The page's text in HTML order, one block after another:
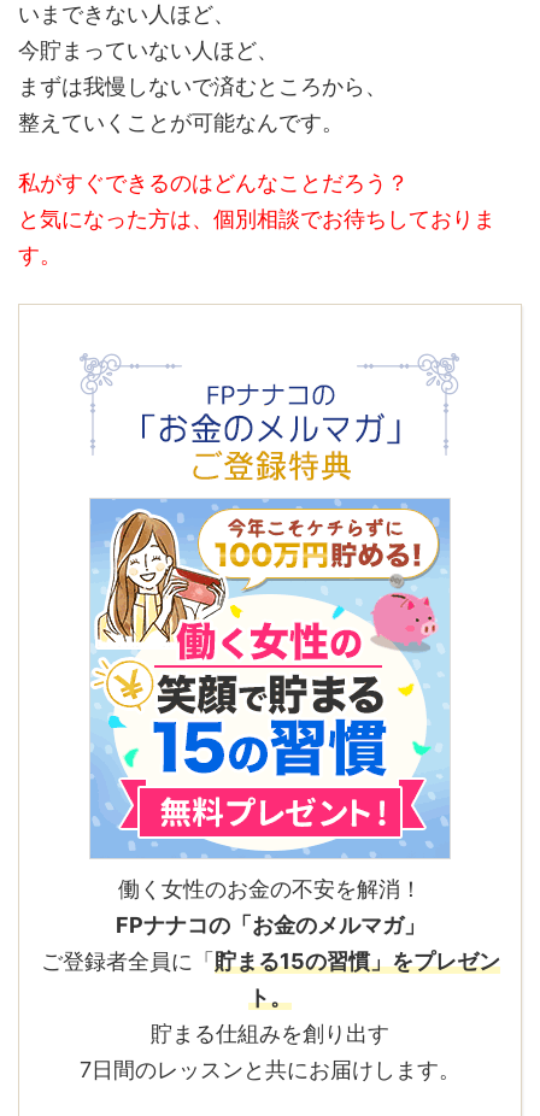
いまできない人ほど、
今貯まっていない人ほど、
まずは我慢しないで済むところから、
整えていくことが可能なんです。
私がすぐできるのはどんなことだろう？
と気になった方は、個別相談でお待ちしておりま
す。
働く女性のお金の不安を解消！
FPナナコの「お金のメルマガ」
ご登録者全員に「 貯まる15の習慣」をプレゼン
ト。
貯まる仕組みを創り出す
7日間のレッスンと共にお届けします。